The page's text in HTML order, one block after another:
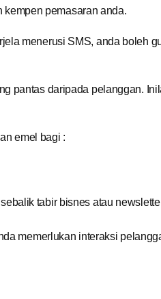
kempen pemasaran anda.
menerusi SMS, anda boleh
pantas daripada pelanggan.
emel bagi :
tabir bisnes atau
memerlukan interaksi